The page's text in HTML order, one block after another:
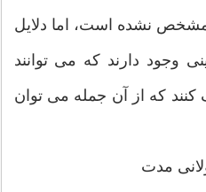
نشده است، اما دلایل
وجود دارند که می توانند
که از آن جمله می توان
مدت